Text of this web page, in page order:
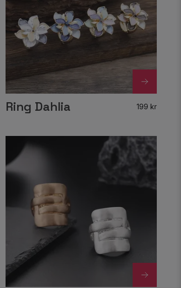
Ring Dahlia 199 kr